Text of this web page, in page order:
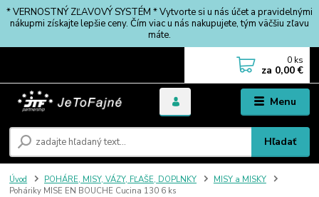
* VERNOSTNÝ ZĽAVOVÝ SYSTÉM * Vytvorte si u nás účet a pravidelnými
nákupmi získajte lepšie ceny. Čím viac u nás nakupujete, tým väčšiu zľavu
máte.
Menu
Hľadať
0 ks
za 0,00 €
Úvod POHÁRE, MISY, VÁZY, FĽAŠE, DOPLNKY
MISY a MISKY
Poháriky MISE EN BOUCHE Cucina 130 6 ks